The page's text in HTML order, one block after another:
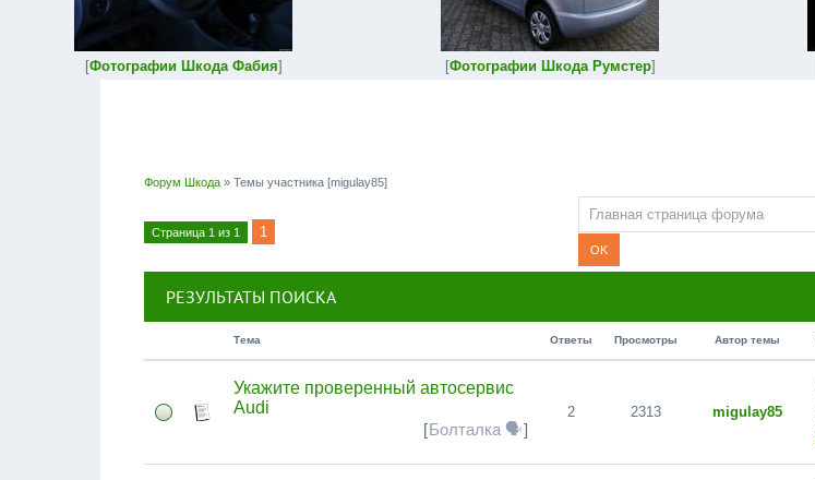
[Фотографии Шкода Фабия] [Фотографии Шкода Румстер]
Форум Шкода » Темы участника [migulay85]
Страница 1 из 1 1
РЕЗУЛЬТАТЫ ПОИСКА
Тема Ответы Просмотры Автор темы
Укажите проверенный автосервис
Audi
[Болталка 🗣]
2 2313 migulay85